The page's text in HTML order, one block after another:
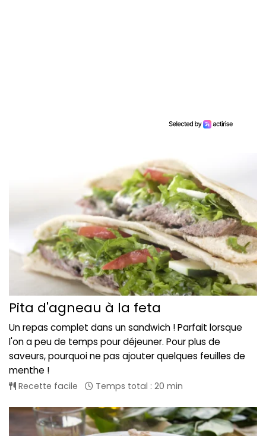
Pita d'agneau à la feta
Un repas complet dans un sandwich ! Parfait lorsque
l'on a peu de temps pour déjeuner. Pour plus de
saveurs, pourquoi ne pas ajouter quelques feuilles de
menthe !
Recette facile Temps total : 20 min